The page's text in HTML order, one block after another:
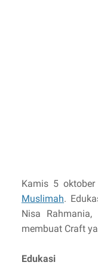
Kamis 5
Muslimah.
Nisa
membuat Craft
Edukasi